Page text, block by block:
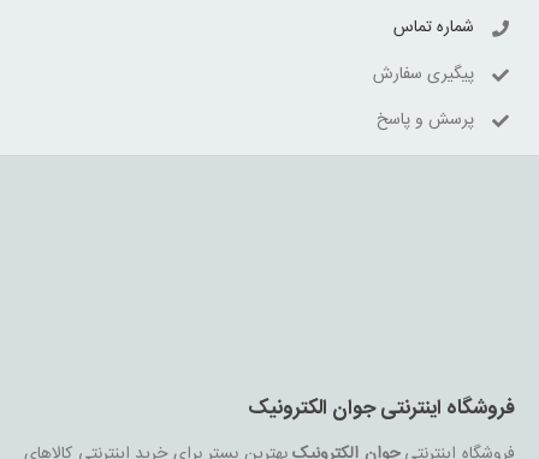
شماره تماس
پیگیری سفارش
پرسش و پاسخ
فروشگاه اینترنتی جوان الکترونیک